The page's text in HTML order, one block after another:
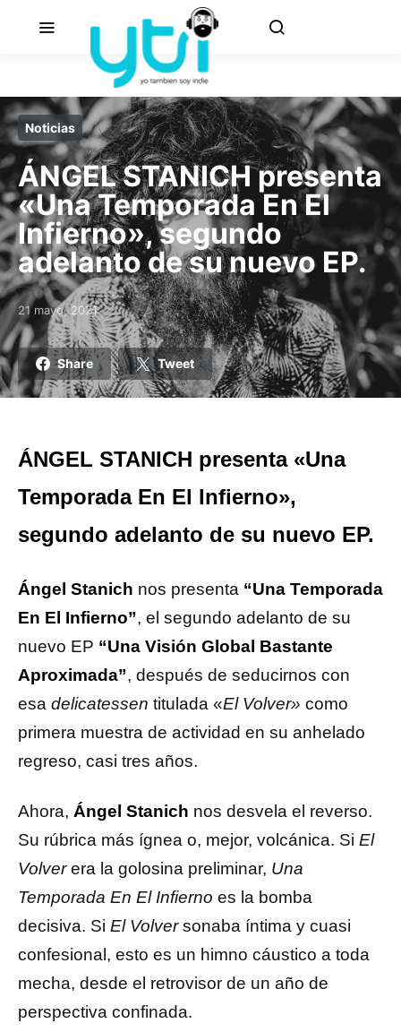
Noticias
ÁNGEL STANICH presenta
«Una Temporada En El
Infierno», segundo
adelanto de su nuevo EP.
Posted on
21 mayo, 2021
Share Tweet
ÁNGEL STANICH presenta «Una
Temporada En El Infierno»,
segundo adelanto de su nuevo EP.
Ángel Stanich nos presenta “Una Temporada
En El Infierno”, el segundo adelanto de su
nuevo EP “Una Visión Global Bastante
Aproximada”, después de seducirnos con
esa delicatessen titulada «El Volver» como
primera muestra de actividad en su anhelado
regreso, casi tres años.
Ahora, Ángel Stanich nos desvela el reverso.
Su rúbrica más ígnea o, mejor, volcánica. Si El
Volverera la golosina preliminar, Una
Temporada En El Infierno es la bomba
decisiva. Si El Volversonaba íntima y cuasi
confesional, esto es un himno cáustico a toda
mecha, desde el retrovisor de un año de
perspectiva confinada.